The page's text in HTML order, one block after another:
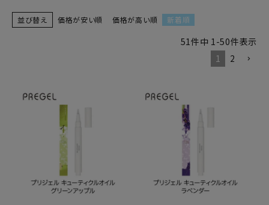
並び替え 価格が安い順 価格が高い順 新着順
51件中 1-50件表示
1
2